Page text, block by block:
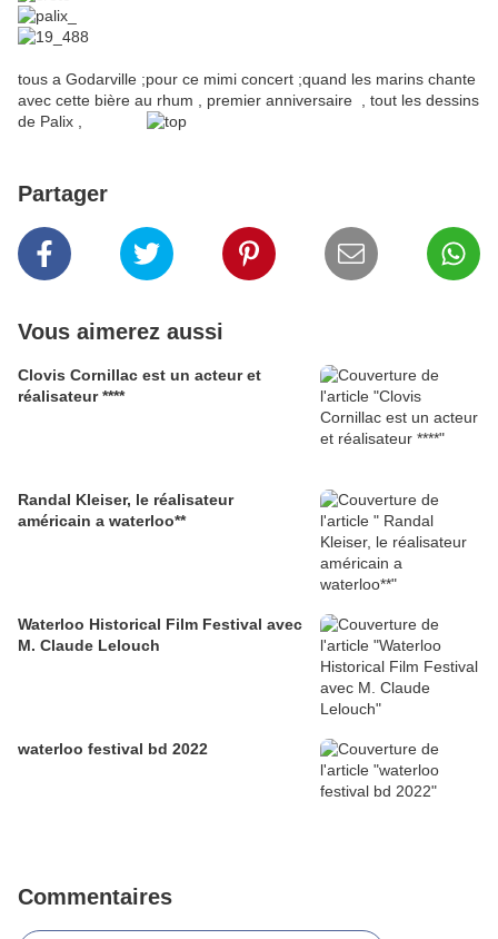
tous a Godarville ;pour ce mimi concert ;quand les marins chante
avec cette bière au rhum , premier anniversaire , tout les dessins
de Palix ,
Partager
Vous aimerez aussi
Clovis Cornillac est un acteur et
réalisateur ****
Randal Kleiser, le réalisateur
américain a waterloo**
Waterloo Historical Film Festival avec
M. Claude Lelouch
waterloo festival bd 2022
Commentaires